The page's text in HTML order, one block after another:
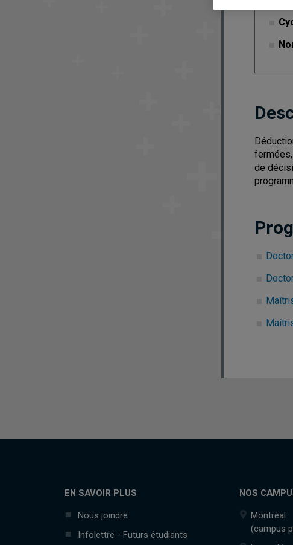
de
EN SAVOIR PLUS
Nous joindre
Infolettre - Futurs étudiants
NOS
Montréal
(campus